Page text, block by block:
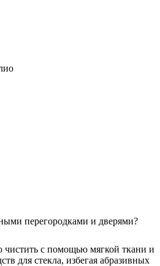
перегородками и дверями?
чистить с помощью мягкой ткани и
для стекла, избегая абразивных